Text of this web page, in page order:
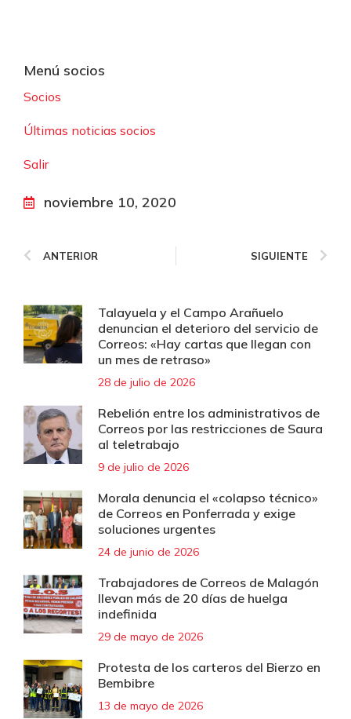
Menú socios
Socios
Últimas noticias socios
Salir
noviembre 10, 2020
ANTERIOR SIGUIENTE
Talayuela y el Campo Arañuelo
denuncian el deterioro del servicio de
Correos: «Hay cartas que llegan con
un mes de retraso»
28 de julio de 2026
Rebelión entre los administrativos de
Correos por las restricciones de Saura
al teletrabajo
9 de julio de 2026
Morala denuncia el «colapso técnico»
de Correos en Ponferrada y exige
soluciones urgentes
24 de junio de 2026
Trabajadores de Correos de Malagón
llevan más de 20 días de huelga
indefinida
29 de mayo de 2026
Protesta de los carteros del Bierzo en
Bembibre
13 de mayo de 2026